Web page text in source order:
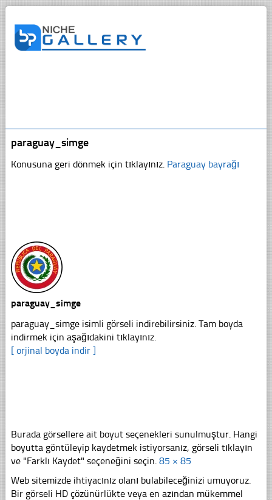
paraguay_simge
Konusuna geri dönmek için tıklayınız. Paraguay bayrağı
paraguay_simge
paraguay_simge isimli görseli indirebilirsiniz. Tam boyda
indirmek için aşağıdakini tıklayınız.
[ orjinal boyda indir ]
Burada görsellere ait boyut seçenekleri sunulmuştur. Hangi
boyutta göntüleyip kaydetmek istiyorsanız, görseli tıklayın
ve "Farklı Kaydet" seçeneğini seçin. 85 × 85
Web sitemizde ihtiyacınız olanı bulabileceğinizi umuyoruz.
Bir görseli HD çözünürlükte veya en azından mükemmel